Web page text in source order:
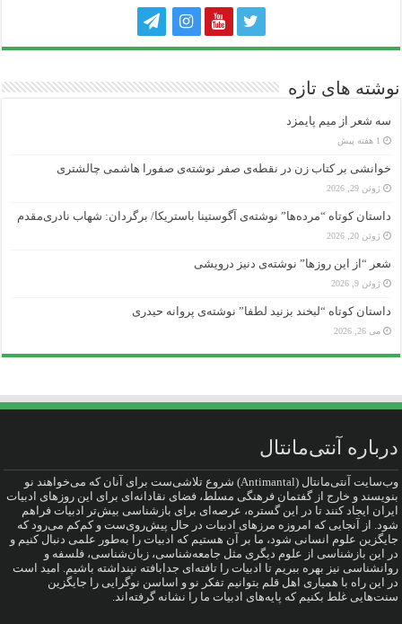
نوشته های تازه
سه شعر از میم پایمزد
1 هفته پیش
خوانشی بر کتاب زن در نقطه‌ی صفر نوشته‌ی صفورا هاشمی چالشتری
ژوئن 29, 2026
داستان کوتاه “مرده‌ها” نوشته‌ی آگوستینا باستریکا/ برگردان: شهاب نادری‌مقدم
ژوئن 20, 2026
شعر “از این روزها” نوشته‌ی دنیز درویشی
ژوئن 9, 2026
داستان کوتاه “لبخند بزنید لطفا” نوشته‌ی پروانه حیدری
می 26, 2026
درباره آنتی‌مانتال
وب‌سایت آنتی‌مانتال (Antimantal) شروع تلاشی‌ست برای آنان که می‌خواهند نو
بنویسند و خارج از گفتمان فرهنگی مسلط، فضای نقادانه‌ای برای این روزهای ادبیات
ایران ایجاد کنند تا در این گستره، عرصه‌ای برای بازشناسی بیش‌تر ادبیات فراهم
شود. از آنجایی که امروزه مرزهای ادبیات در حال پیش‌روی‌ست و کم‌کم می‌رود که
جایگزین علوم انسانی شود، ما بر آن هستیم که ادبیات را به‌طور علمی دنبال کنیم و
در این بازشناسی از علوم دیگری مثل جامعه‌شناسی، زبان‌شناسی، فلسفه و
روانشناسی نیز بهره ببریم تا ادبیات را تافته‌ای جدا‌بافته نپنداشته باشیم. امید است
در این راه با همیاری اهل قلم بتوانیم تفکر نو و اساسن نوگرایی را جایگزین
سنت‌هایی غلط بکنیم که پایه‌های ادبیات ما را نشانه گرفته‌اند.